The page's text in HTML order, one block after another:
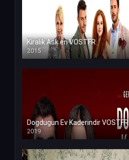
Kiralik Ask en VOSTFR
2015
Dogdugun Ev Kaderindir VOSTFR
2019